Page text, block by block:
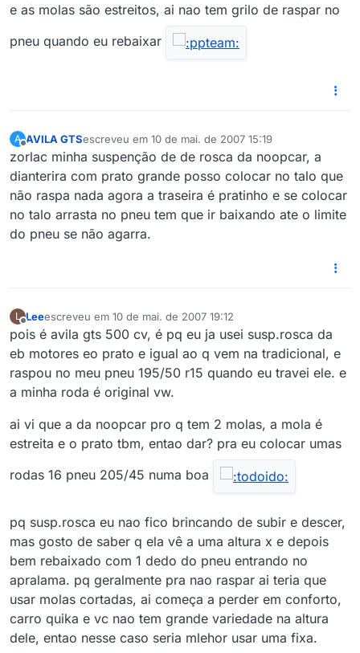
e as molas são estreitos, ai nao tem grilo de raspar no
pneu quando eu rebaixar
A
Offline
AVILA GTSescreveu em 10 de mai. de 2007 15:19
última edição por
zorlac minha suspenção de de rosca da noopcar, a
dianterira com prato grande posso colocar no talo que
não raspa nada agora a traseira é pratinho e se colocar
no talo arrasta no pneu tem que ir baixando ate o limite
do pneu se não agarra.
L
Offline
Leeescreveu em 10 de mai. de 2007 19:12
última edição por
pois é avila gts 500 cv, é pq eu ja usei susp.rosca da
eb motores eo prato e igual ao q vem na tradicional, e
raspou no meu pneu 195/50 r15 quando eu travei ele. e
a minha roda é original vw.
ai vi que a da noopcar pro q tem 2 molas, a mola é
estreita e o prato tbm, entao dar? pra eu colocar umas
rodas 16 pneu 205/45 numa boa
pq susp.rosca eu nao fico brincando de subir e descer,
mas gosto de saber q ela vê a uma altura x e depois
bem rebaixado com 1 dedo do pneu entrando no
apralama. pq geralmente pra nao raspar ai teria que
usar molas cortadas, ai começa a perder em conforto,
carro quika e vc nao tem grande variedade na altura
dele, entao nesse caso seria mlehor usar uma fixa.